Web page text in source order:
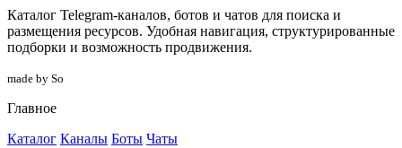
Каталог Telegram-каналов, ботов и чатов для поиска и
размещения ресурсов. Удобная навигация, структурированные
подборки и возможность продвижения.
made by So
Главное
Каталог Каналы Боты Чаты